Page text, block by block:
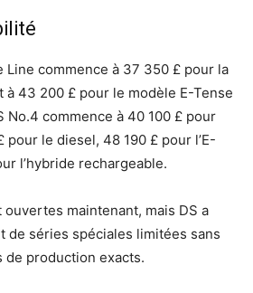
Line commence à 37 350 £ pour la
à 43 200 £ pour le modèle E-Tense
No.4 commence à 40 100 £ pour
pour le diesel, 48 190 £ pour l’E-
l’hybride rechargeable.
ouvertes maintenant, mais DS a
de séries spéciales limitées sans
production exacts.